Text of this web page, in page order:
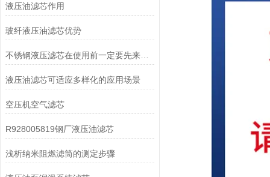
液压油滤芯作用
玻纤液压油滤芯优势
不锈钢液压滤芯在使用前一定要先来了解下这些
液压油滤芯可适应多样化的应用场景
空压机空气滤芯
R928005819钢厂液压油滤芯
浅析纳米阻燃滤筒的测定步骤